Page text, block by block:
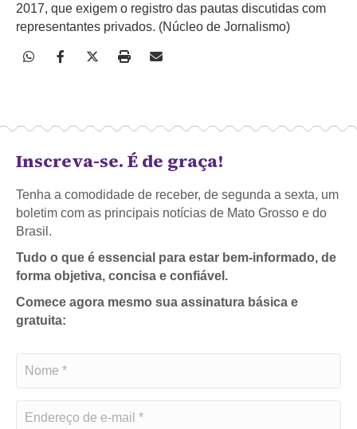
2017, que exigem o registro das pautas discutidas com
representantes privados. (Núcleo de Jornalismo)
Inscreva-se. É de graça!
Tenha a comodidade de receber, de segunda a sexta, um
boletim com as principais notícias de Mato Grosso e do
Brasil.
Tudo o que é essencial para estar bem-informado, de
forma objetiva, concisa e confiável.
Comece agora mesmo sua assinatura básica e
gratuita: